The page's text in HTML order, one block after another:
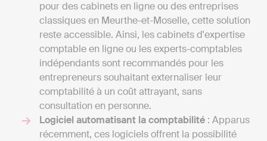
pour des cabinets en ligne ou des entreprises
classiques en Meurthe-et-Moselle, cette solution
reste accessible. Ainsi, les cabinets d'expertise
comptable en ligne ou les experts-comptables
indépendants sont recommandés pour les
entrepreneurs souhaitant externaliser leur
comptabilité à un coût attrayant, sans
consultation en personne.
Logiciel automatisant la comptabilité : Apparus
récemment, ces logiciels offrent la possibilité